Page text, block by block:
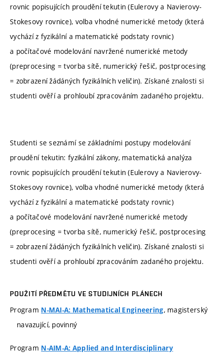
rovnic popisujících proudění tekutin (Eulerovy a Navierovy-
Stokesovy rovnice), volba vhodné numerické metody (která
vychází z fyzikální a matematické podstaty rovnic)
a počítačové modelování navržené numerické metody
(preprocesing = tvorba sítě, numerický řešič, postprocesing
= zobrazení žádáných fyzikálních veličin). Získané znalosti si
studenti ověří a prohloubí zpracováním zadaného projektu.
Studenti se seznámí se základními postupy modelování
proudění tekutin: fyzikální zákony, matematická analýza
rovnic popisujících proudění tekutin (Eulerovy a Navierovy-
Stokesovy rovnice), volba vhodné numerické metody (která
vychází z fyzikální a matematické podstaty rovnic)
a počítačové modelování navržené numerické metody
(preprocesing = tvorba sítě, numerický řešič, postprocesing
= zobrazení žádáných fyzikálních veličin). Získané znalosti si
studenti ověří a prohloubí zpracováním zadaného projektu.
POUŽITÍ PŘEDMĚTU VE STUDIJNÍCH PLÁNECH
Program N-MAI-A: Mathematical Engineering, magisterský
navazující, povinný
Program N-AIM-A: Applied and Interdisciplinary